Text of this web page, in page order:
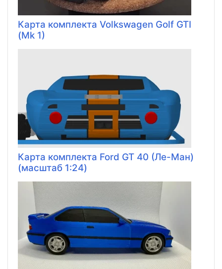
Карта комплекта Volkswagen Golf GTI
(Mk 1)
Карта комплекта Ford GT 40 (Ле-Ман)
(масштаб 1:24)